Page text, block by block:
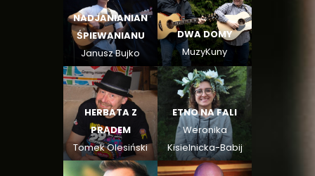
NADJANIANIAN
ŚPIEWANIANU
Janusz Bujko
DWA DOMY
MuzyKuny
HERBATA Z
PRĄDEM
Tomek Olesiński
ETNO NA FALI
Weronika
Kisielnicka-Babij